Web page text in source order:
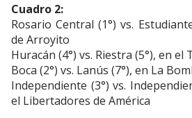
Cuadro 2:
Rosario Central (1°) vs.
de Arroyito
Huracán (4°) vs. Riestra (5°), en el
Boca (2°) vs. Lanús (7°), en La
Independiente (3°) vs.
el Libertadores de América